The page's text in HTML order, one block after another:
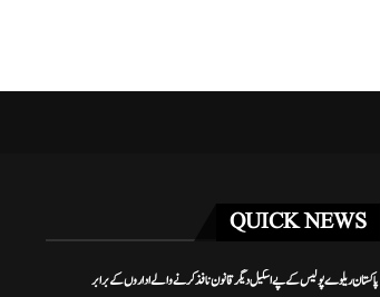
QUICK NEWS
پاکستان ریلوے پولیس کے پے اسکیل دیگر قانون نافذ کرنے والے اداروں کے برابر